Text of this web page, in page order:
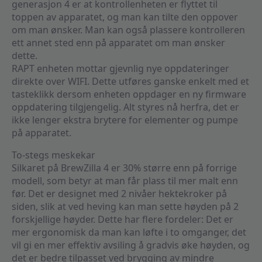
generasjon 4 er at kontrollenheten er flyttet til
toppen av apparatet, og man kan tilte den oppover
om man ønsker. Man kan også plassere kontrolleren
ett annet sted enn på apparatet om man ønsker
dette.
RAPT enheten mottar gjevnlig nye oppdateringer
direkte over WIFI. Dette utføres ganske enkelt med et
tasteklikk dersom enheten oppdager en ny firmware
oppdatering tilgjengelig. Alt styres nå herfra, det er
ikke lenger ekstra brytere for elementer og pumpe
på apparatet.
To-stegs meskekar
Silkaret på BrewZilla 4 er 30% større enn på forrige
modell, som betyr at man får plass til mer malt enn
før. Det er designet med 2 nivåer hektekroker på
siden, slik at ved heving kan man sette høyden på 2
forskjellige høyder. Dette har flere fordeler: Det er
mer ergonomisk da man kan løfte i to omganger, det
vil gi en mer effektiv avsiling å gradvis øke høyden, og
det er bedre tilpasset ved brygging av mindre